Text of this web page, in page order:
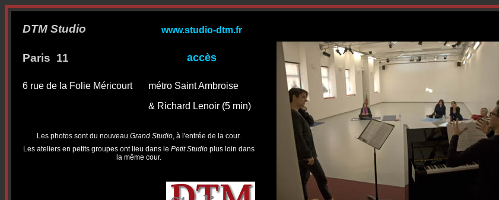
DTM Studio www.studio-dtm.fr
Paris 11 accès
6 rue de la Folie Méricourt
métro Saint Ambroise
& Richard Lenoir (5 min)
Les photos sont du nouveau Grand Studio, à l'entrée de la cour.
Les ateliers en petits groupes ont lieu dans le Petit Studio plus loin dans
la même cour.